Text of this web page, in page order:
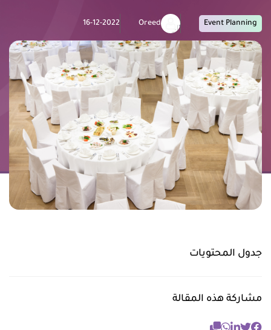
Event Planning
Oreed
16-12-2022
جدول المحتويات
مشاركة هذه المقالة